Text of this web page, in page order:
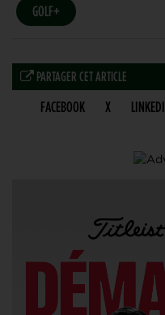
GOLF+
PARTAGER CET ARTICLE
FACEBOOK X